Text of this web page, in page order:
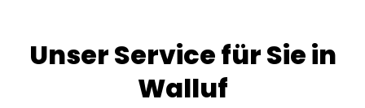
Unser Service für Sie in
Walluf